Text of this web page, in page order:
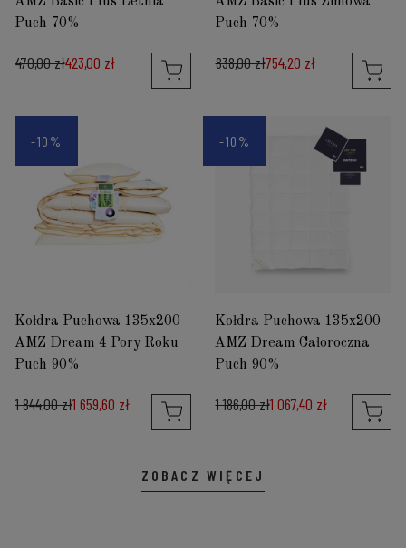
Puch 70%
470,00 zł423,00 zł
Puch 70%
838,00 zł754,20 zł
Kołdra Puchowa 135x200
AMZ Dream 4 Pory Roku
Puch 90%
1 844,00 zł1 659,60 zł
-10%
Kołdra Puchowa 135x200
AMZ Dream Całoroczna
Puch 90%
1 186,00 zł1 067,40 zł
-10%
ZOBACZ WIĘCEJ